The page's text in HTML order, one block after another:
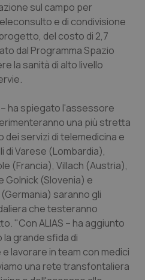
sul campo per
e di condivisione
del costo di 2,7
dal Programma Spazio
la sanità di alto livello
ha spiegato l'assessore
una più stretta
servizi di telemedicina e
di Varese (Lombardia),
(Francia), Villach (Austria),
Golnick (Slovenia) e
saranno gli
che testeranno
"Con ALIAS – ha aggiunto
grande sfida di
lavorare in team con medici
una rete transfontaliera